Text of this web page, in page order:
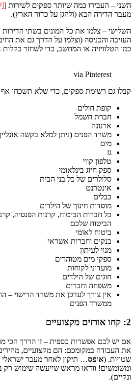
השני – העבירו כמה שיותר ספקים לשירות
מעבר הדירה הבא (ולהגן על כדור הארץ).
השלישי – צלמו את כל המונים בשתי
העזיבה והכניסה (וצלמו על הדרך גם את
כמו הטלוויזיה או המחשב, כדי לשחזר בקלות
via Pinterest
קבלו גם רשימת ספקים, כדי שלא תשכחו
קופת חולים
חברת חשמל
ארנונה
משרד הפנים (ניתן למלא בקשה
מים
גז
טלפון קווי
ספק חיוג בינלאומי
סלולרים של כל בני הבית
אינטרנט
כבלים
מוסדות חינוך של הילדים
כל חברות הביטוח, קרנות הפנסיה,
הביטוח שלכם
ביטוח לאומי
בנקים וחברות אשראי
מנוי לעיתון
ספקי מים מטוהרים
מועדוני לקוחות
חוגים של הילדים
משפחה וחברים
אין צורך לעדכן את משרד הרישוי –
ממשרד הפנים
2: קחו אורזים מקצועיים
אם יש לכם אפשרות כספית – זו הדרך הכי
את העבודה במקומכם: הם מקצועיים,
שטויות. (אופס… תיקון לאחר מעבר ישראלי
ומשומשים! וודאו מראש שייעשה שימוש רק
ונקיים).